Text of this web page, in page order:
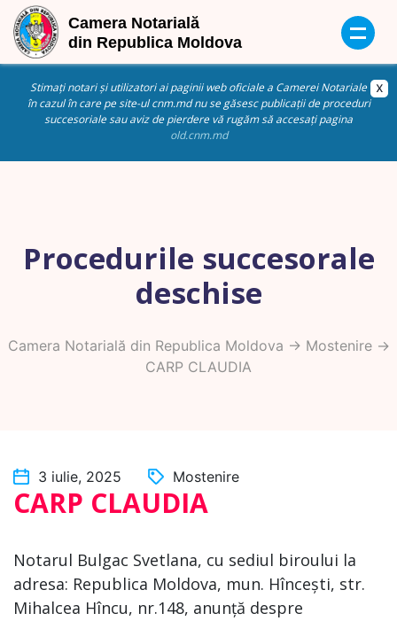
Stimați notari și utilizatori ai paginii web oficiale a Camerei Notariale
în cazul în care pe site-ul cnm.md nu se găsesc publicații de proceduri
succesoriale sau aviz de pierdere vă rugăm să accesați pagina
old.cnm.md
Procedurile succesorale
deschise
Camera Notarială din Republica Moldova -> Mostenire->
CARP CLAUDIA
3 iulie, 2025 Mostenire
CARP CLAUDIA
Notarul Bulgac Svetlana, cu sediul biroului la
adresa: Republica Moldova, mun. Hîncești, str.
Mihalcea Hîncu, nr.148, anunță despre